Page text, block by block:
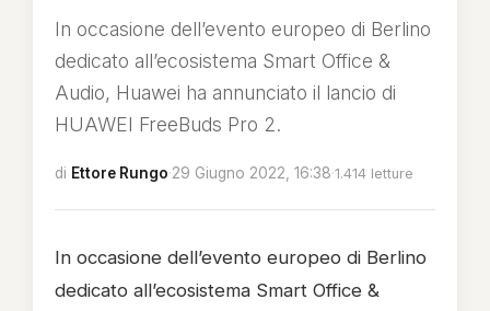
In occasione dell’evento europeo di Berlino
dedicato all’ecosistema Smart Office &
Audio, Huawei ha annunciato il lancio di
HUAWEI FreeBuds Pro 2.
di Ettore Rungo·29 Giugno 2022, 16:38·1.414 letture
In occasione dell’evento europeo di Berlino
dedicato all’ecosistema Smart Office &